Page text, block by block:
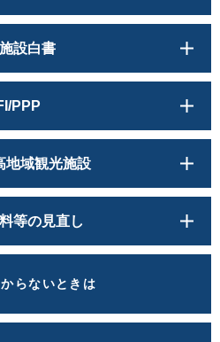
設白書
PPP
地域観光施設
等の見直し
からないときは